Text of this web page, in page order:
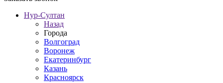
Нур-Султан
Назад
Города
Волгоград
Воронеж
Екатеринбург
Казань
Красноярск